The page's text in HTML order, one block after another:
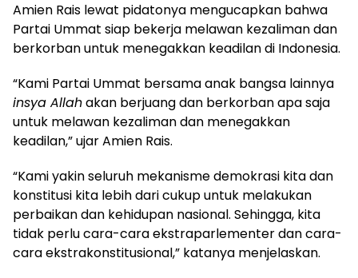
Amien Rais lewat pidatonya mengucapkan bahwa
Partai Ummat siap bekerja melawan kezaliman dan
berkorban untuk menegakkan keadilan di Indonesia.
“Kami Partai Ummat bersama anak bangsa lainnya
insya Allahakan berjuang dan berkorban apa saja
untuk melawan kezaliman dan menegakkan
keadilan,” ujar Amien Rais.
“Kami yakin seluruh mekanisme demokrasi kita dan
konstitusi kita lebih dari cukup untuk melakukan
perbaikan dan kehidupan nasional. Sehingga, kita
tidak perlu cara-cara ekstraparlementer dan cara-
cara ekstrakonstitusional,” katanya menjelaskan.